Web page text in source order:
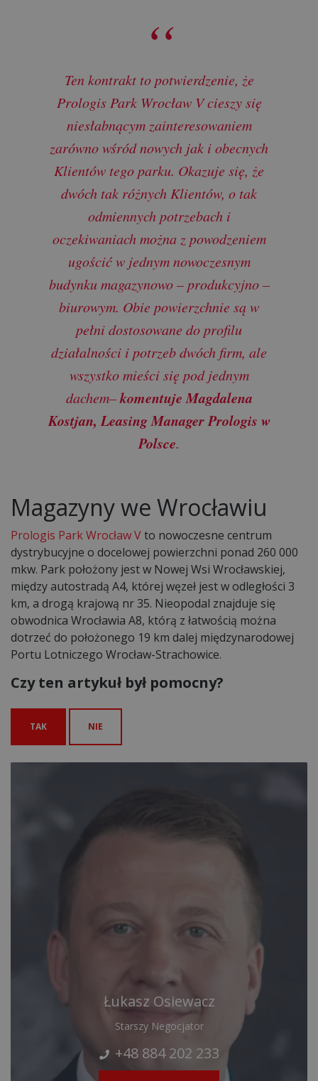
Ten kontrakt to potwierdzenie, że
Prologis Park Wrocław V cieszy się
niesłabnącym zainteresowaniem
zarówno wśród nowych jak i obecnych
Klientów tego parku. Okazuje się, że
dwóch tak różnych Klientów, o tak
odmiennych potrzebach i
oczekiwaniach można z powodzeniem
ugościć w jednym nowoczesnym
budynku magazynowo – produkcyjno –
biurowym. Obie powierzchnie są w
pełni dostosowane do profilu
działalności i potrzeb dwóch firm, ale
wszystko mieści się pod jednym
dachem–komentuje Magdalena
Kostjan, Leasing Manager Prologis w
Polsce.
Magazyny we Wrocławiu
Prologis Park Wrocław Vto nowoczesne centrum
dystrybucyjne o docelowej powierzchni ponad 260 000
mkw. Park położony jest w Nowej Wsi Wrocławskiej,
między autostradą A4, której węzeł jest w odległości 3
km, a drogą krajową nr 35. Nieopodal znajduje się
obwodnica Wrocławia A8, którą z łatwością można
dotrzeć do położonego 19 km dalej międzynarodowej
Portu Lotniczego Wrocław-Strachowice.
Czy ten artykuł był pomocny?
TAK NIE
Łukasz Osiewacz
Starszy Negocjator
+48 884 202 233